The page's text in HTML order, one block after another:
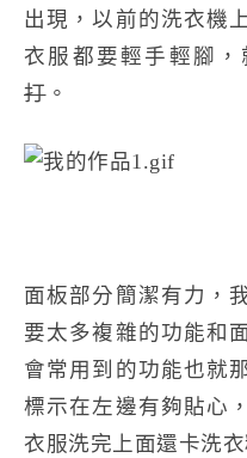
出現，以前的洗衣機
衣服都要輕手輕腳
打。
面板部分簡潔有力，
要太多複雜的功能和
會常用到的功能也就
標示在左邊有夠貼心
衣服洗完上面還卡洗